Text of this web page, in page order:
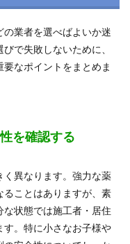
業者を選べばよいか迷
で失敗しないために、
なポイントをまとめま
を確認する
異なります。強力な薬
ことはありますが、素
状態では施工者・居住
。特に小さなお子様や